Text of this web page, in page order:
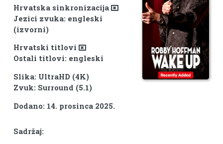
Hrvatska sinkronizacija
Jezici zvuka: engleski
(izvorni)
Hrvatski titlovi
Ostali titlovi: engleski
Slika: UltraHD (4K)
Zvuk: Surround (5.1)
Dodano: 14. prosinca 2025.
Sadržaj: